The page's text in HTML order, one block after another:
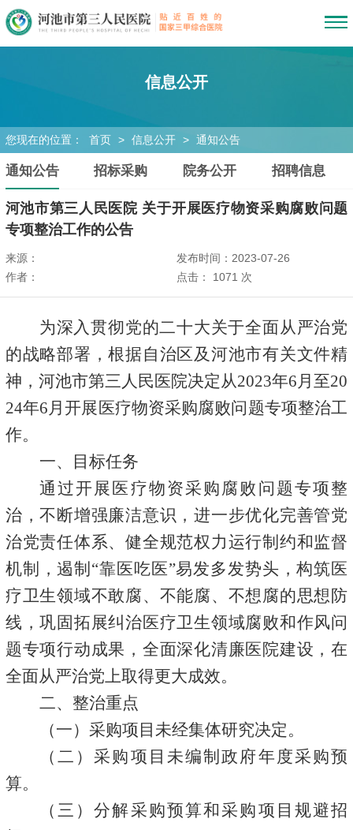
信息公开
您现在的位置： 首页 > 信息公开 > 通知公告
通知公告 招标采购 院务公开 招聘信息
河池市第三人民医院 关于开展医疗物资采购腐败问题
专项整治工作的公告
来源：
发布时间：2023-07-26
作者：
点击： 1071 次
为深入贯彻党的二十大关于全面从严治党
的战略部署，根据自治区及 河池市有关文件精
神， 河池市第三人民医院决定从2023年6月至20
24年6月开展医疗物资采购腐败问题专项整治工
作。
一、目标任务
通过开展医疗物资采购腐败问题专项整
治，不断增强廉洁意识，进一步优化完善管党
治党责任体系、健全规范权力运行制约和监督
机制，遏制 “靠医吃医”易发多发势头，构筑医
疗卫生领域不敢腐、不能腐、不想腐的思想防
线，巩固拓展纠治医疗卫生领域腐败和作风问
题专项行动成果，全面深化清廉医院建设，在
全面从严治党上取得更大成效。
二、整治重点
（一）采购项目未经集体研究决定。
（二）采购项目未编制政府年度采购预
算。
（三）分解采购预算和采购项目规避招